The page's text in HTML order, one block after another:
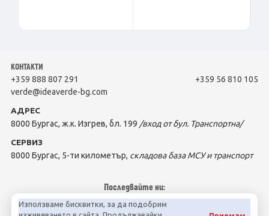
Използваме бисквитки, за да подобрим
КОНТАКТИ
+359 888 807 291
+359 56 810 105
verde@ideaverde-bg.com
АДРЕС
8000 Бургас, ж.к. Изгрев, бл. 199 /вход от бул. Транспортна/
СЕРВИЗ
8000 Бургас, 5-ти километър, складова база МСУ и транспорт
Последвайте ни: